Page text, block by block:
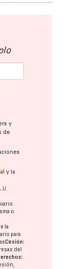
y
de
y la
o
la
para
Cesión:
del